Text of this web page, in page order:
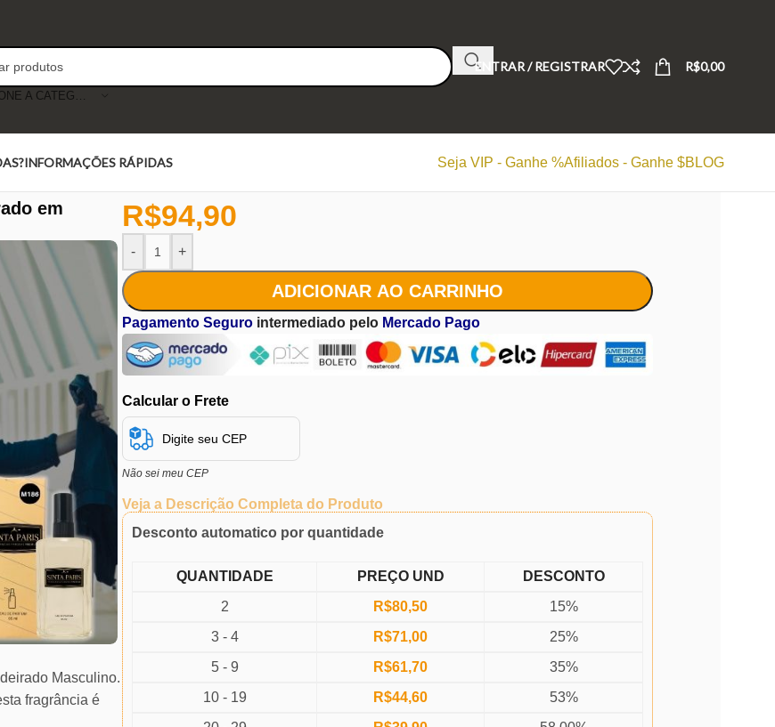
SELECIONE A CATEGORIA
ENTRAR / REGISTRAR R$0,00
INFORMAÇÕES RÁPIDAS Seja VIP - Ganhe %Afiliados - Ganhe $BLOG
em
Masculino.
fragrância é
R$94,90
- +
ADICIONAR AO CARRINHO
Pagamento Seguro intermediado pelo Mercado Pago
Calcular o Frete
Não sei meu CEP
Veja a Descrição Completa do Produto
Desconto automatico por quantidade
QUANTIDADE PREÇO UND
DESCONTO
2
R$80,50
15%
3 - 4
R$71,00
25%
5 - 9
R$61,70
35%
10 - 19
R$44,60
53%